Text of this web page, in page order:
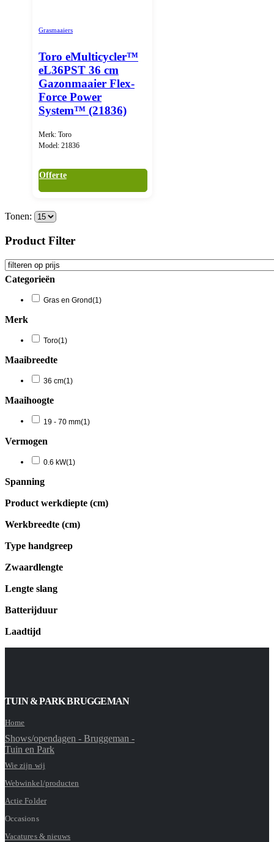
Grasmaaiers
Toro eMulticycler™
eL36PST 36 cm
Gazonmaaier Flex-
Force Power
System™ (21836)
Merk: Toro
Model: 21836
Offerte
Tonen:
Product Filter
Categorieën
Gras en Grond(1)
Merk
Toro(1)
Maaibreedte
36 cm(1)
Maaihoogte
19 - 70 mm(1)
Vermogen
0.6 kW(1)
Spanning
Product werkdiepte (cm)
Werkbreedte (cm)
Type handgreep
Zwaardlengte
Lengte slang
Batterijduur
Laadtijd
TUIN & PARK BRUGGEMAN
Home
Shows/opendagen - Bruggeman -
Tuin en Park
Wie zijn wij
Webwinkel/producten
Actie Folder
Occasions
Vacatures & nieuws